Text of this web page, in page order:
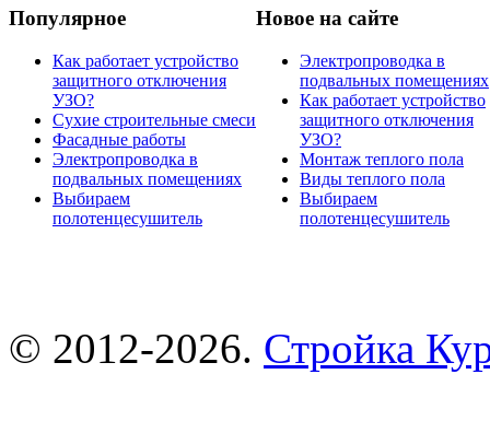
Популярное
Как работает устройство
защитного отключения
УЗО?
Сухие строительные смеси
Фасадные работы
Электропроводка в
подвальных помещениях
Выбираем
полотенцесушитель
Новое на сайте
Электропроводка в
подвальных помещениях
Как работает устройство
защитного отключения
УЗО?
Монтаж теплого пола
Виды теплого пола
Выбираем
полотенцесушитель
© 2012-2026. Стройка